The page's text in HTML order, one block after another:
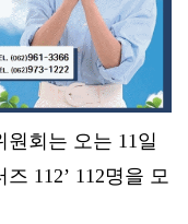
회는 오는 11일
112’ 112명을 모